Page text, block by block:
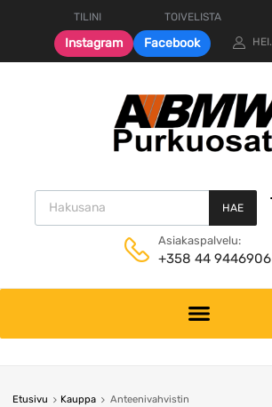
TILINI TOIVELISTA
Instagram Facebook HEI.
Products search
HAE
Asiakaspalvelu:
+358 44 9446906
content
Etusivu Kauppa Anteenivahvistin